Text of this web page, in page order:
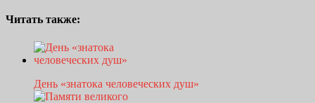
Читать также:
День «знатока человеческих душ»